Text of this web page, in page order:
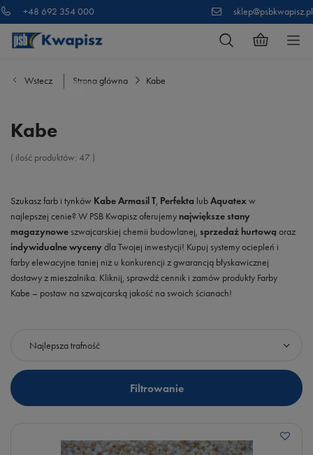
+48 692 354 000 sklep@psbkwapisz.pl
Wstecz Strona główna Kabe
Kabe
( ilość produktów: 47 )
Szukasz farb i tynków Kabe Armasil T, Perfekta lubAquatexw
najlepszej cenie? W PSB Kwapisz oferujemy największe stany
magazynowe szwajcarskiej chemii budowlanej, sprzedaż hurtową oraz
indywidualne wycenydla Twojej inwestycji! Kupuj systemy ociepleń i
farby elewacyjne taniej niż u konkurencji z gwarancją błyskawicznej
dostawy z mieszalnika. Kliknij, sprawdź cennik i zamów produkty Farby
Kabe – postaw na szwajcarską jakość na swoich ścianach!
Zmień sortowanie
Najlepsza trafność
Filtrowanie